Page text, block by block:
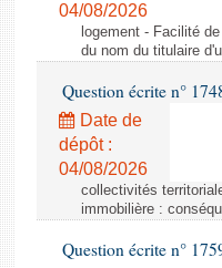
Comptes rendus des
04/08/2026
logement - Facilité
du nom du titulaire
Question écrite n°
Date de
dépôt :
04/08/2026
collectivités
immobilière :
Question écrite n°